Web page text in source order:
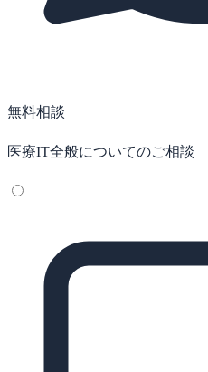
無料相談
医療IT全般についてのご相談